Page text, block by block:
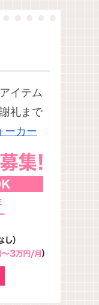
イテム
礼まで
ーカー